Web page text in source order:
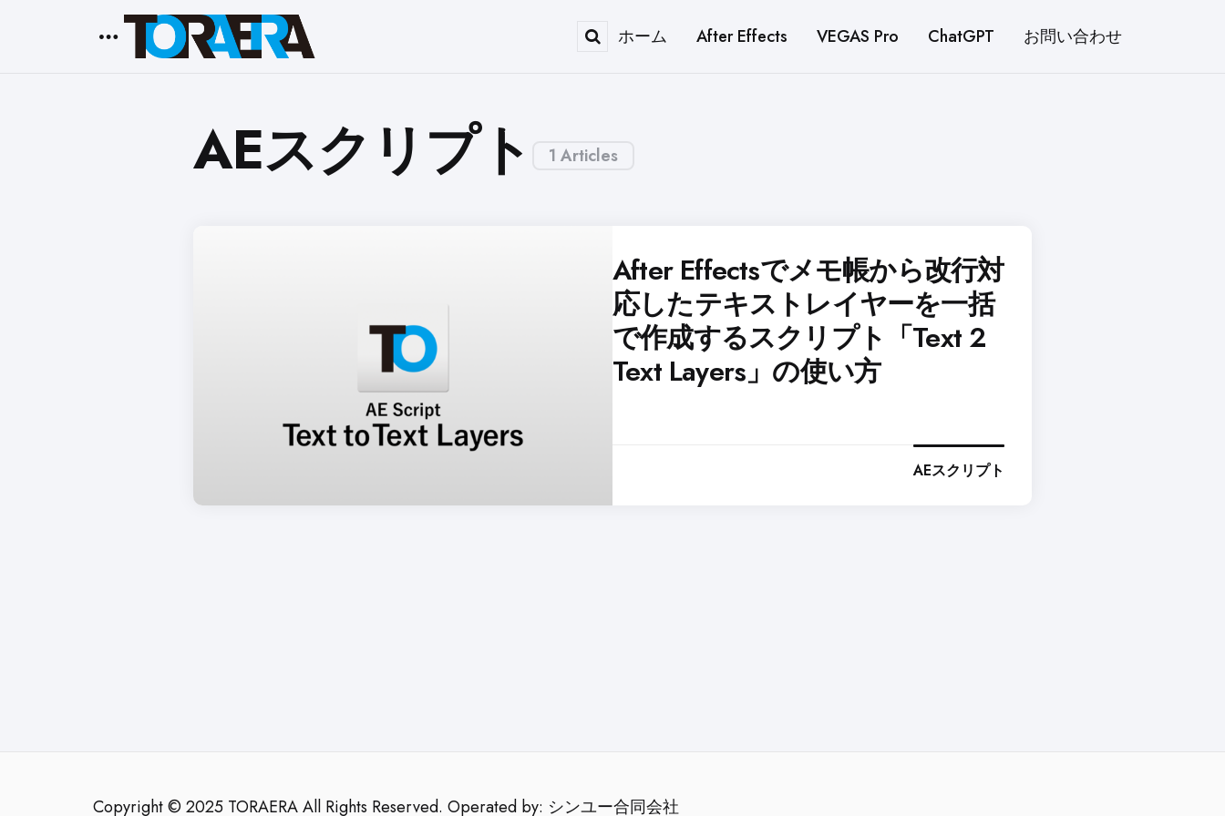
Menu
ホーム After Effects VEGAS Pro ChatGPT お問い合わせ
1 Articles
AEスクリプト
After Effectsでメモ帳から改行対
応したテキストレイヤーを一括
で作成するスクリプト「Text 2
Text Layers」の使い方
AEスクリプト
Copyright © 2025 TORAERA All Rights Reserved. Operated by: シンユー合同会社